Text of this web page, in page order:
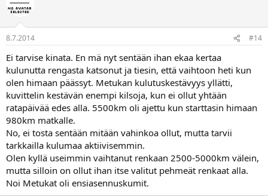
8.7.2014 #14
Ei tarvise kinata. En mä nyt sentään ihan ekaa kertaa
kulunutta rengasta katsonut ja tiesin, että vaihtoon heti kun
olen himaan päässyt. Metukan kulutuskestävyys yllätti,
kuvittelin kestävän enempi kilsoja, kun ei ollut yhtään
ratapäivää edes alla. 5500km oli ajettu kun starttasin himaan
980km matkalle.
No, ei tosta sentään mitään vahinkoa ollut, mutta tarvii
tarkkailla kulumaa aktiivisemmin.
Olen kyllä useimmin vaihtanut renkaan 2500-5000km välein,
mutta silloin on ollut ihan itse valitut pehmeät renkaat alla.
Noi Metukat oli ensiasennuskumit.